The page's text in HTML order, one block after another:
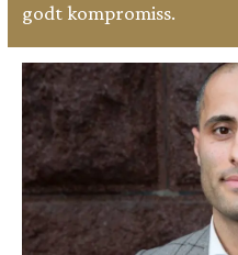
godt kompromiss.